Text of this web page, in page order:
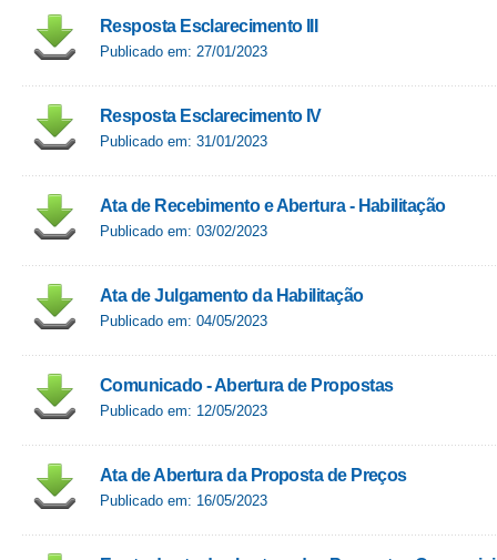
Resposta Esclarecimento III
Publicado em: 27/01/2023
Resposta Esclarecimento IV
Publicado em: 31/01/2023
Ata de Recebimento e Abertura - Habilitação
Publicado em: 03/02/2023
Ata de Julgamento da Habilitação
Publicado em: 04/05/2023
Comunicado - Abertura de Propostas
Publicado em: 12/05/2023
Ata de Abertura da Proposta de Preços
Publicado em: 16/05/2023